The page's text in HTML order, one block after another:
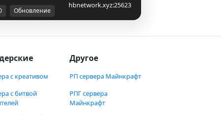
hbnetwork.xyz:25623
Обновление
с креативом
с битвой
Другое
РП сервера Майнкрафт
РПГ сервера
Майнкрафт